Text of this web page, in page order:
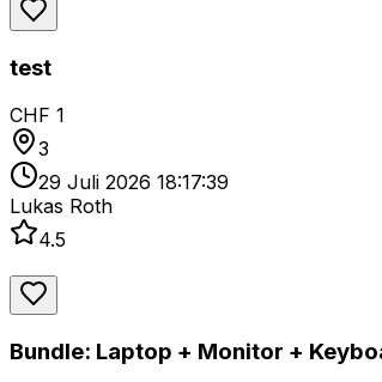
test
CHF 1
3
29 Juli 2026 18:17:39
Lukas Roth
4.5
Bundle: Laptop + Monitor +